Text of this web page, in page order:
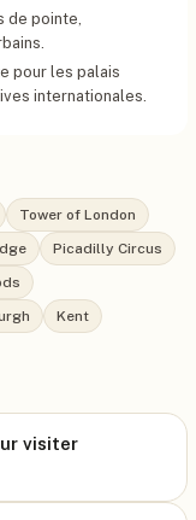
de pointe,
pour les palais
internationales.
Tower of London
Picadilly Circus
Kent
visiter